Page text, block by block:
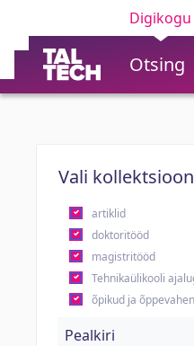
Digikogu
Otsing
Vali kollektsioon
artiklid
doktoritööd
magistritööd
Tehnikaülikooli
õpikud ja
Pealkiri